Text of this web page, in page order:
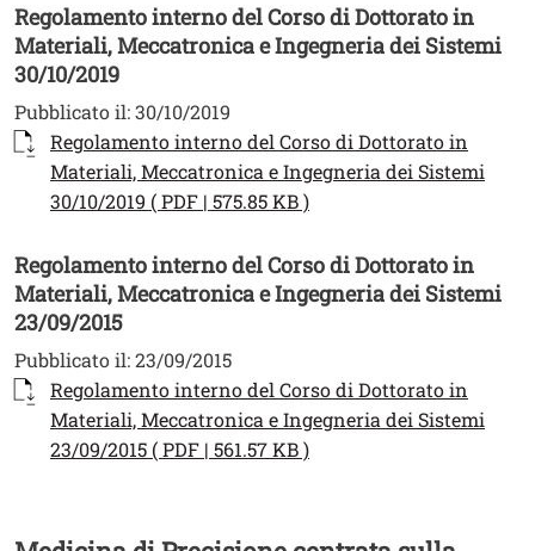
Regolamento interno del Corso di Dottorato in
Materiali, Meccatronica e Ingegneria dei Sistemi
30/10/2019
Pubblicato il:30/10/2019
Documento
Regolamento interno del Corso di Dottorato in
Materiali, Meccatronica e Ingegneria dei Sistemi
30/10/2019 ( PDF | 575.85 KB )Apri il link in una
Regolamento interno del Corso di Dottorato in
Materiali, Meccatronica e Ingegneria dei Sistemi
23/09/2015
Pubblicato il:23/09/2015
Documento
Regolamento interno del Corso di Dottorato in
Materiali, Meccatronica e Ingegneria dei Sistemi
23/09/2015 ( PDF | 561.57 KB )Apri il link in una